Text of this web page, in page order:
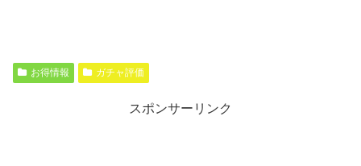
お得情報 ガチャ評価
スポンサーリンク